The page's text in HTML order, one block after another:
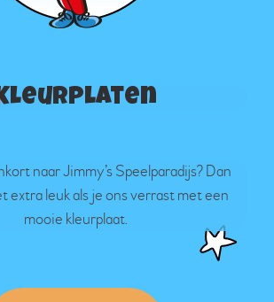
naar Jimmy’s Speelparadijs? Dan
extra leuk als je ons verrast met een
mooie kleurplaat.